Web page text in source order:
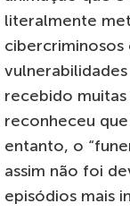
literalmente
cibercriminosos
recebido
reconheceu
entanto, o
assim não foi
episódios mais